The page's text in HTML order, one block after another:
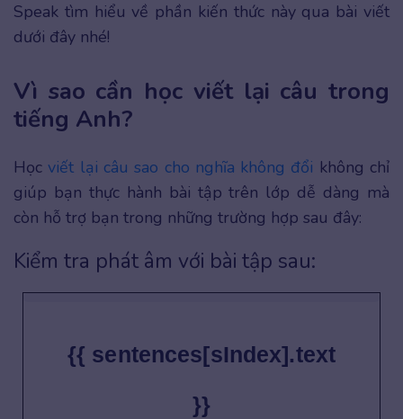
Speak tìm hiểu về phần kiến thức này qua bài viết
dưới đây nhé!
Vì sao cần học viết lại câu trong
tiếng Anh?
Họcviết lại câu sao cho nghĩa không đổi không chỉ
giúp bạn thực hành bài tập trên lớp dễ dàng mà
còn hỗ trợ bạn trong những trường hợp sau đây:
Kiểm tra phát âm với bài tập sau:
{{ sentences[sIndex].text
}}